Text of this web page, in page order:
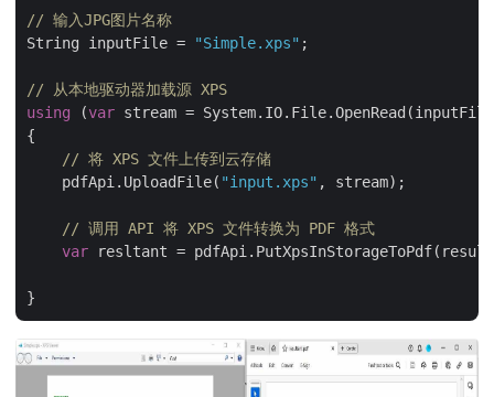
// 输入JPG图片名称
String inputFile =
"Simple.xps" ;
// 从本地驱动器加载源 XPS
using (var stream =
{
// 将 XPS 文件上传到云存储
    pdfApi.UploadFile(
"input.xps" , stream);
// 调用 API 将 XPS 文件转换为 PDF 格式
var resltant =